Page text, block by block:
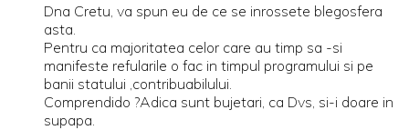
Dna Cretu, va spun eu de ce se inrossete blegosfera
asta.
Pentru ca majoritatea celor care au timp sa -si
manifeste refularile o fac in timpul programului si pe
banii statului ,contribuabilului.
Comprendido ?Adica sunt bujetari, ca Dvs, si-i doare in
supapa.